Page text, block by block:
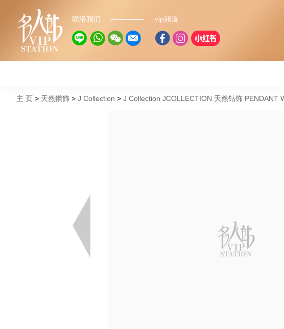
联络我们 vip頻道
主 页 天然鑽飾 J Collection J Collection JCOLLECTION 天然钻饰 PENDANT